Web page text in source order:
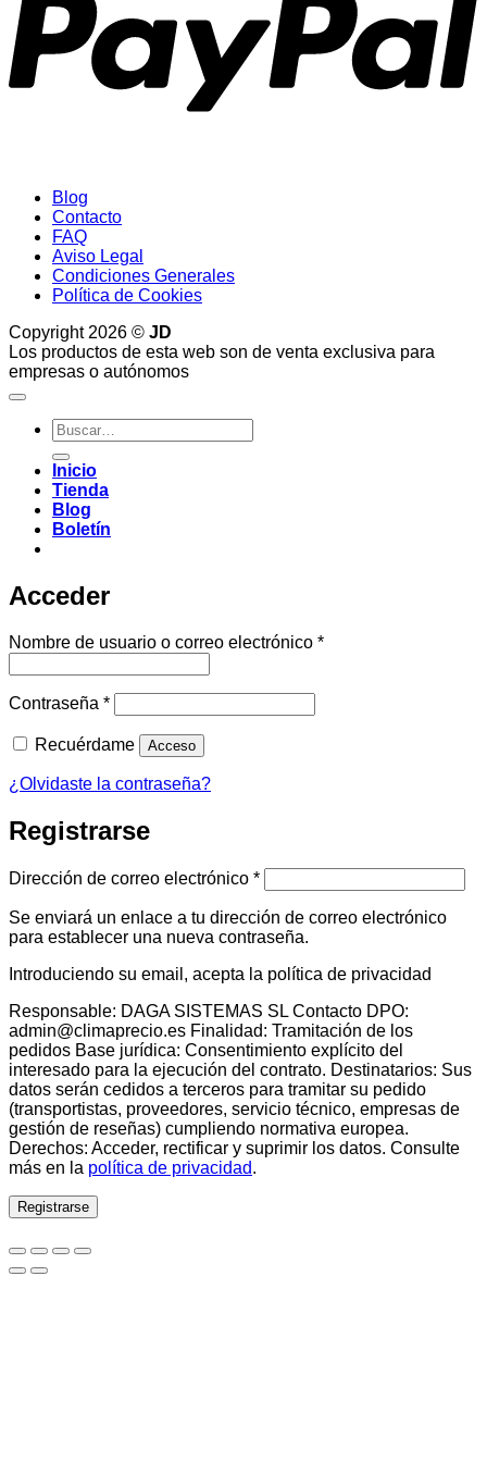
Blog
Contacto
FAQ
Aviso Legal
Condiciones Generales
Política de Cookies
Copyright 2026 © JD
Los productos de esta web son de venta exclusiva para
empresas o autónomos
Buscar
por:
Inicio
Tienda
Blog
Boletín
Acceder
Nombre de usuario o correo electrónico *Obligatorio
Contraseña *Obligatorio
Recuérdame Acceso
¿Olvidaste la contraseña?
Registrarse
Dirección de correo electrónico *Obligatorio
Se enviará un enlace a tu dirección de correo electrónico
para establecer una nueva contraseña.
Introduciendo su email, acepta la política de privacidad
Responsable: DAGA SISTEMAS SL Contacto DPO:
admin@climaprecio.es Finalidad: Tramitación de los
pedidos Base jurídica: Consentimiento explícito del
interesado para la ejecución del contrato. Destinatarios: Sus
datos serán cedidos a terceros para tramitar su pedido
(transportistas, proveedores, servicio técnico, empresas de
gestión de reseñas) cumpliendo normativa europea.
Derechos: Acceder, rectificar y suprimir los datos. Consulte
más en la política de privacidad.
Registrarse